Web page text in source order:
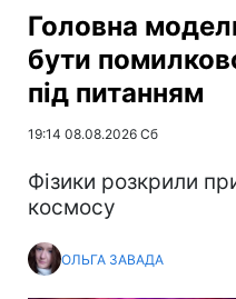
Головна
бути
під питанням
19:14 08.08.2026 Сб
Фізики розкрили
космосу
ОЛЬГА ЗАВАДА